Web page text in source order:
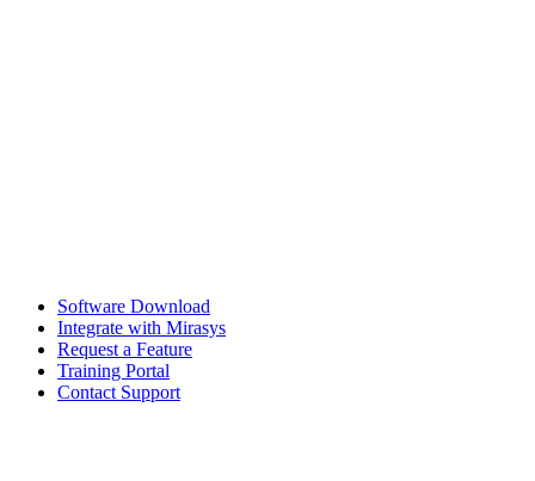
Software Download
Integrate with Mirasys
Request a Feature
Training Portal
Contact Support